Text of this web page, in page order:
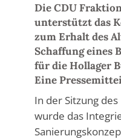
Die CDU
unterstützt das
zum Erhalt des
Schaffung eines
für die Hollager
Eine
In der Sitzung
wurde das